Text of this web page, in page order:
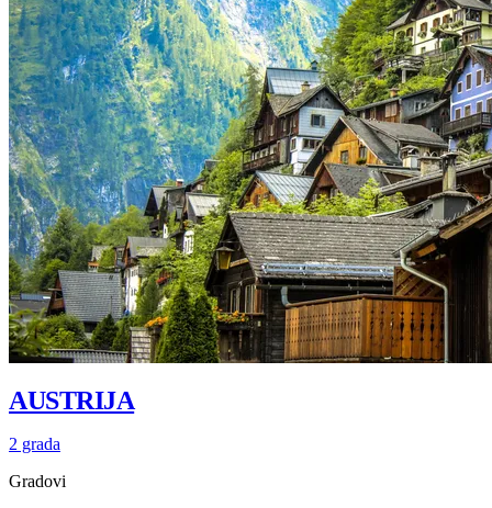
AUSTRIJA
2 grada
Gradovi